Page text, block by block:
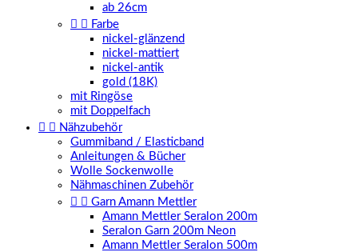
ab 26cm
  Farbe
nickel-glänzend
nickel-mattiert
nickel-antik
gold (18K)
mit Ringöse
mit Doppelfach
  Nähzubehör
Gummiband / Elasticband
Anleitungen & Bücher
Wolle Sockenwolle
Nähmaschinen Zubehör
  Garn Amann Mettler
Amann Mettler Seralon 200m
Seralon Garn 200m Neon
Amann Mettler Seralon 500m